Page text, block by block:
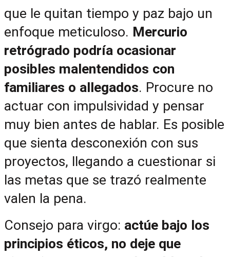
que le quitan tiempo y paz bajo un
enfoque meticuloso. Mercurio
retrógrado podría ocasionar
posibles malentendidos con
familiares o allegados. Procure no
actuar con impulsividad y pensar
muy bien antes de hablar. Es posible
que sienta desconexión con sus
proyectos, llegando a cuestionar si
las metas que se trazó realmente
valen la pena.
Consejo para virgo: actúe bajo los
principios éticos, no deje que